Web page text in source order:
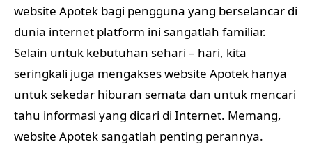
website Apotek bagi pengguna yang berselancar di
dunia internet platform ini sangatlah familiar.
Selain untuk kebutuhan sehari – hari, kita
seringkali juga mengakses website Apotek hanya
untuk sekedar hiburan semata dan untuk mencari
tahu informasi yang dicari di Internet. Memang,
website Apotek sangatlah penting perannya.